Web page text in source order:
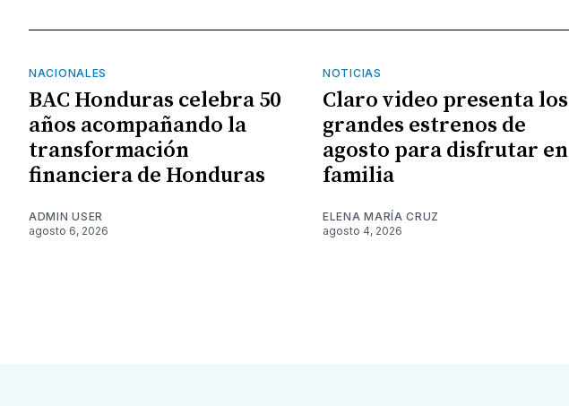
NACIONALES
BAC Honduras celebra 50
años acompañando la
transformación
financiera de Honduras
ADMIN USER
agosto 6, 2026
NOTICIAS
Claro video presenta los
grandes estrenos de
agosto para disfrutar en
familia
ELENA MARÍA CRUZ
agosto 4, 2026